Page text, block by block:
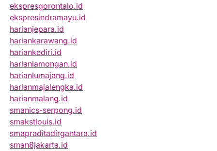
ekspresgorontalo.id
ekspresindramayu.id
harianjepara.id
hariankarawang.id
hariankediri.id
harianlamongan.id
harianlumajang.id
harianmajalengka.id
harianmalang.id
smanics-serpong.id
smakstlouis.id
smapraditadirgantara.id
sman8jakarta.id